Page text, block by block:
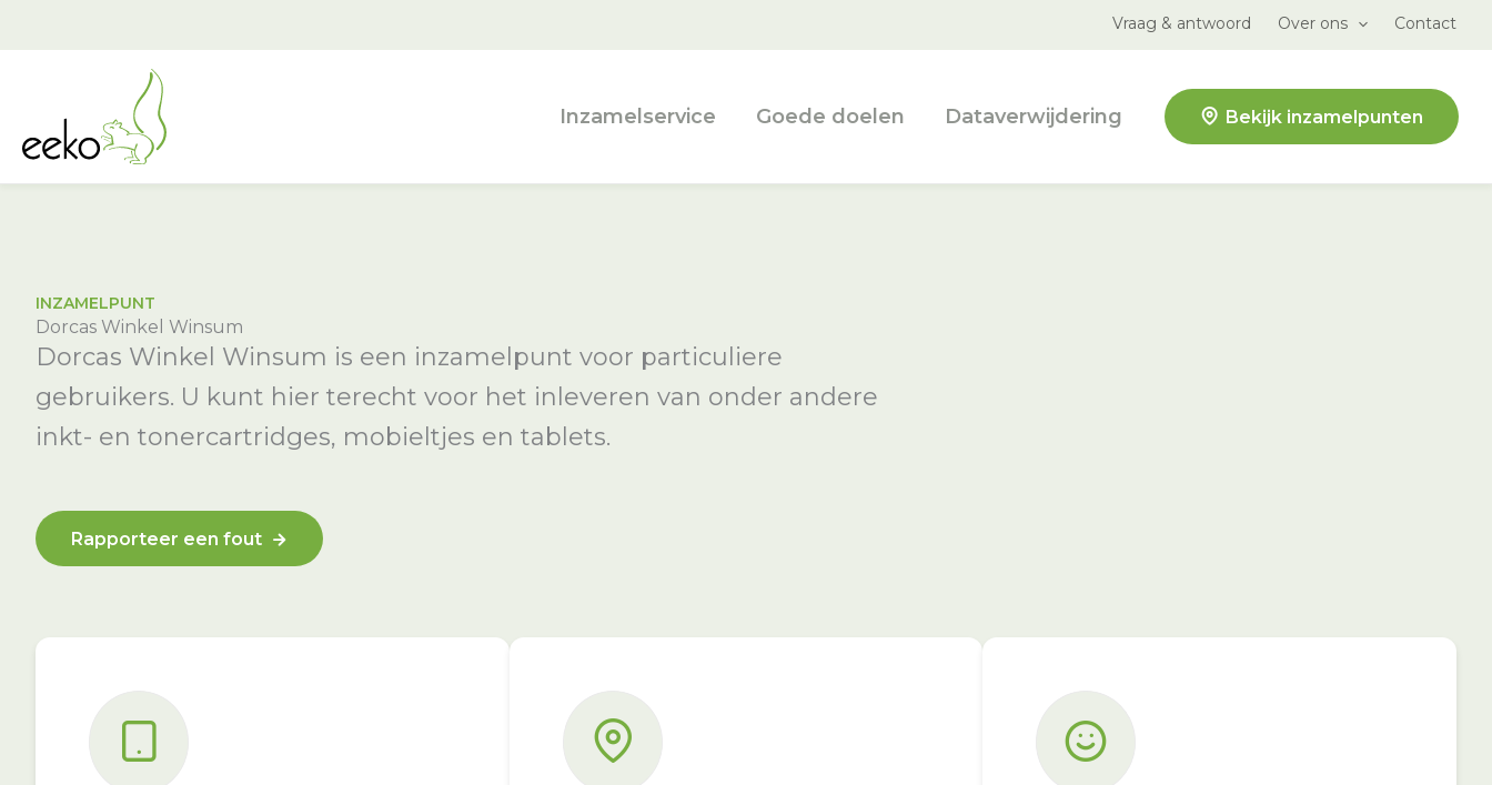
Vraag & antwoord Over ons Contact
Inzamelservice Goede doelen Dataverwijdering Bekijk inzamelpunten
INZAMELPUNT
Dorcas Winkel Winsum
Dorcas Winkel Winsum is een inzamelpunt voor particuliere
gebruikers. U kunt hier terecht voor het inleveren van onder andere
inkt- en tonercartridges, mobieltjes en tablets.
Rapporteer een fout